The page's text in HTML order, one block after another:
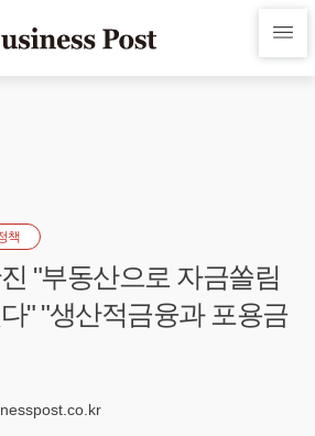
책
"부동산으로 자금쏠림
" "생산적금융과 포용금